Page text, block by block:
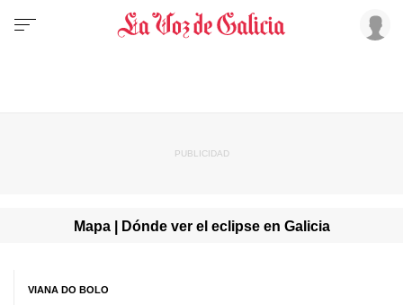
Mapa | Dónde ver el eclipse en Galicia
VIANA DO BOLO